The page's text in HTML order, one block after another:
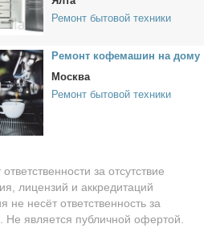
Ремонт бытовой техники
Ре­монт ко­фе­ма­шин на до­му
Москва
Ремонт бытовой техники
за отсутствие
лицензий и аккредитаций
не несёт ответственность за
является публичной офертой.